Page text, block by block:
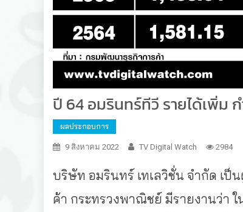
ปี 64 อมรินทร์ทีวี รายได้เพิ่ม
ผลประกอบการ
9 สิงหาคม 2022 TV Digital Watch 2984
บริษัท อมรินทร์ เทเลวิชั่น จำกัด เ
ค้า กระทรวงพาณิชย์ มีรายงานว่า